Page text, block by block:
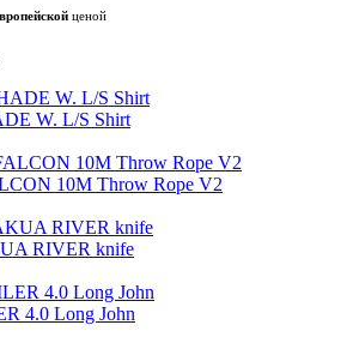
ценой
W. L/S Shirt
10M Throw Rope V2
RIVER knife
4.0 Long John